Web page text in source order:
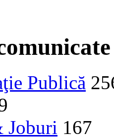
Publică
Joburi 167